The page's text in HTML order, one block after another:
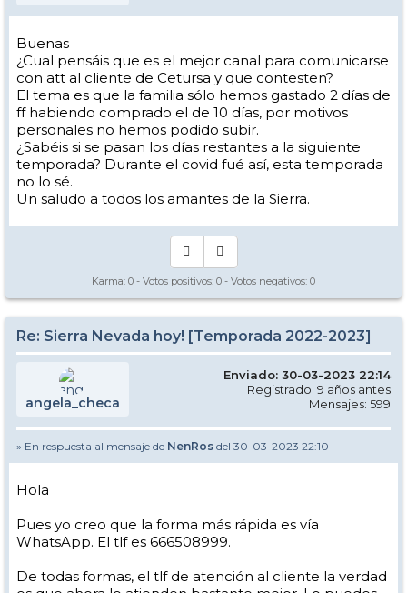
Buenas
¿Cual pensáis que es el mejor canal para comunicarse
con att al cliente de Cetursa y que contesten?
El tema es que la familia sólo hemos gastado 2 días de
ff habiendo comprado el de 10 días, por motivos
personales no hemos podido subir.
¿Sabéis si se pasan los días restantes a la siguiente
temporada? Durante el covid fué así, esta temporada
no lo sé.
Un saludo a todos los amantes de la Sierra.
Karma: 0 - Votos positivos: 0 - Votos negativos: 0
Re: Sierra Nevada hoy! [Temporada 2022-2023]
angela_checa
Enviado: 30-03-2023 22:14
Registrado: 9 años antes
Mensajes: 599
» En respuesta al mensaje de NenRos del 30-03-2023 22:10
Hola
Pues yo creo que la forma más rápida es vía
WhatsApp. El tlf es 666508999.
De todas formas, el tlf de atención al cliente la verdad